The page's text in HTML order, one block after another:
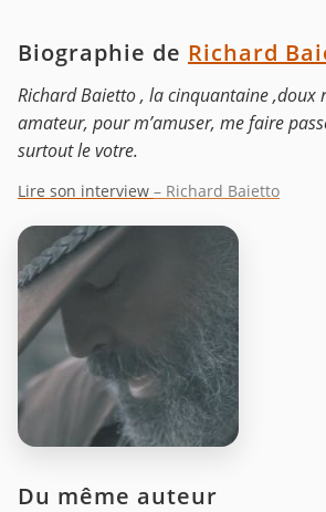
Biographie de Richard
Richard Baietto , la cinquantaine ,doux
amateur, pour m’amuser, me faire
surtout le votre.
Lire son interview – Richard Baietto
Du même auteur